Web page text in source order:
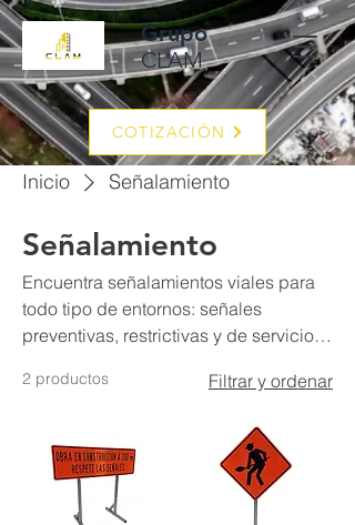
Grupo
CLAM
COTIZACIÓN
Inicio Señalamiento
Señalamiento
Encuentra señalamientos viales para
todo tipo de entornos: señales
preventivas, restrictivas y de servicios
gran visibilidad.
2 productos Filtrar y ordenar